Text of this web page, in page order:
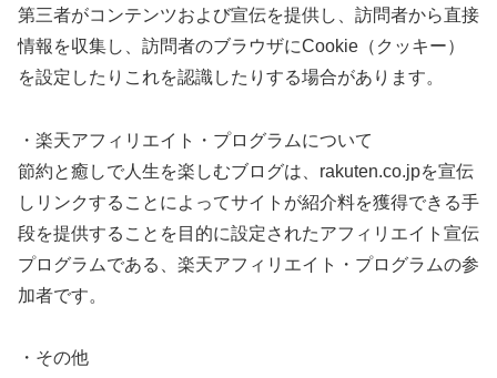
第三者がコンテンツおよび宣伝を提供し、訪問者から直接
情報を収集し、訪問者のブラウザにCookie（クッキー）
を設定したりこれを認識したりする場合があります。
・楽天アフィリエイト・プログラムについて
節約と癒しで人生を楽しむブログは、rakuten.co.jpを宣伝
しリンクすることによってサイトが紹介料を獲得できる手
段を提供することを目的に設定されたアフィリエイト宣伝
プログラムである、楽天アフィリエイト・プログラムの参
加者です。
・その他